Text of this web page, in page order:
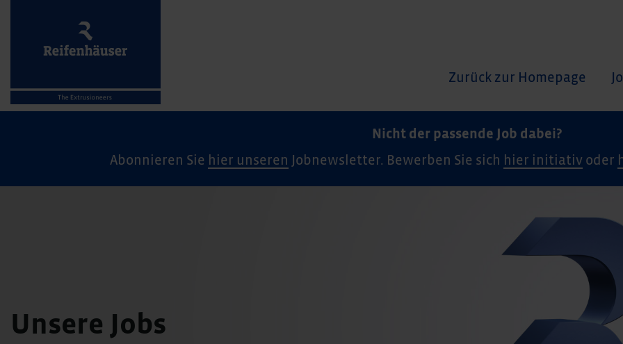
Zurück zur Homepage
Nicht der passende Job dabei?
Abonnieren Sie hier unseren Jobnewsletter. Bewerben Sie sich hier initiativ oder
Unsere Jobs